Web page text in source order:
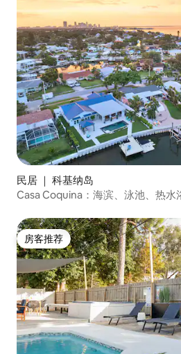
民居 ｜ 科基纳岛
Casa Coquina：海滨、泳池、热水
房客推荐
房客推荐